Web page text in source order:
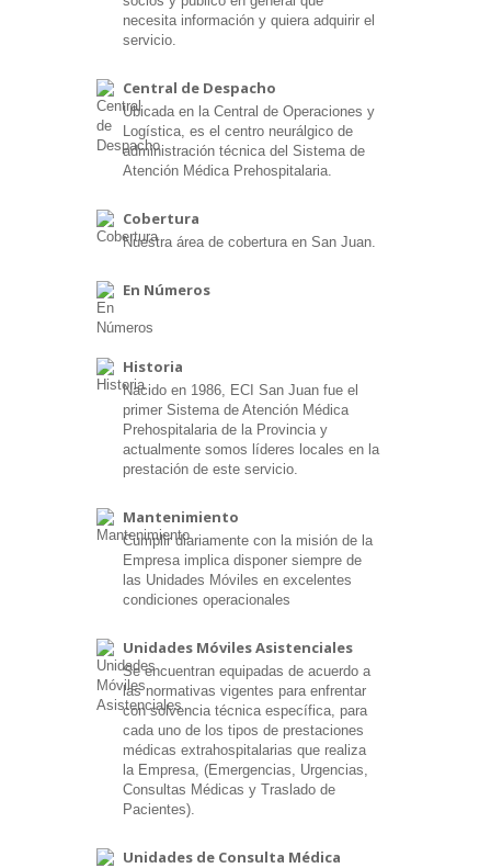
necesita información y quiera adquirir el
servicio.
Central de Despacho
Ubicada en la Central de Operaciones y
Logística, es el centro neurálgico de
administración técnica del Sistema de
Atención Médica Prehospitalaria.
Cobertura
Nuestra área de cobertura en San Juan.
En Números
Historia
Nacido en 1986, ECI San Juan fue el
primer Sistema de Atención Médica
Prehospitalaria de la Provincia y
actualmente somos líderes locales en la
prestación de este servicio.
Mantenimiento
Cumplir diariamente con la misión de la
Empresa implica disponer siempre de
las Unidades Móviles en excelentes
condiciones operacionales
Unidades Móviles Asistenciales
Se encuentran equipadas de acuerdo a
las normativas vigentes para enfrentar
con solvencia técnica específica, para
cada uno de los tipos de prestaciones
médicas extrahospitalarias que realiza
la Empresa, (Emergencias, Urgencias,
Consultas Médicas y Traslado de
Pacientes).
Unidades de Consulta Médica